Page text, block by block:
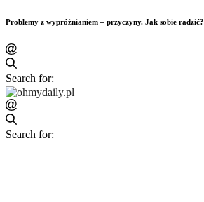
Problemy z wypróżnianiem – przyczyny. Jak sobie radzić?
Search for:
Search for: